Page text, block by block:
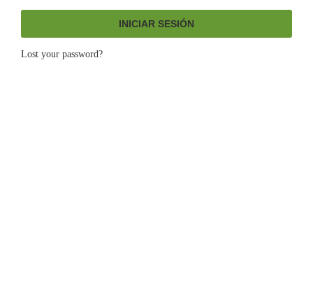
INICIAR SESIÓN
Lost your password?